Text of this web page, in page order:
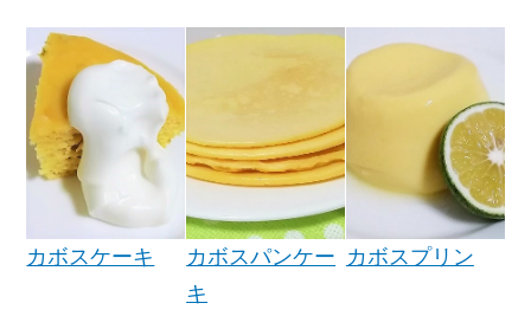
カボスケーキ
カボスパンケー
キ
カボスプリン